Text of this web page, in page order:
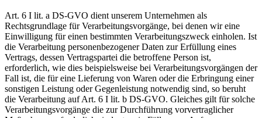
Art. 6 I lit. a DS-GVO dient unserem Unternehmen als
Rechtsgrundlage für Verarbeitungsvorgänge, bei denen wir eine
Einwilligung für einen bestimmten Verarbeitungszweck einholen. Ist
die Verarbeitung personenbezogener Daten zur Erfüllung eines
Vertrags, dessen Vertragspartei die betroffene Person ist,
erforderlich, wie dies beispielsweise bei Verarbeitungsvorgängen der
Fall ist, die für eine Lieferung von Waren oder die Erbringung einer
sonstigen Leistung oder Gegenleistung notwendig sind, so beruht
die Verarbeitung auf Art. 6 I lit. b DS-GVO. Gleiches gilt für solche
Verarbeitungsvorgänge die zur Durchführung vorvertraglicher